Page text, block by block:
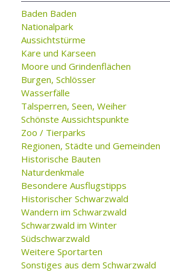
Baden Baden
Nationalpark
Aussichtstürme
Kare und Karseen
Moore und Grindenflächen
Burgen, Schlösser
Wasserfälle
Talsperren, Seen, Weiher
Schönste Aussichtspunkte
Zoo / Tierparks
Regionen, Städte und Gemeinden
Historische Bauten
Naturdenkmale
Besondere Ausflugstipps
Historischer Schwarzwald
Wandern im Schwarzwald
Schwarzwald im Winter
Südschwarzwald
Weitere Sportarten
Sonstiges aus dem Schwarzwald